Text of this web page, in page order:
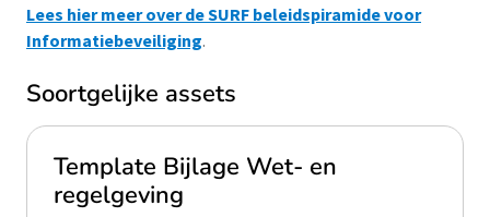
Lees hier meer over de SURF beleidspiramide voor
Informatiebeveiliging.
Soortgelijke assets
Template Bijlage Wet- en
regelgeving